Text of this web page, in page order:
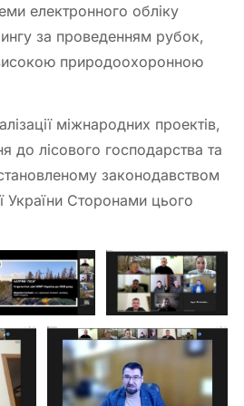
електронного обліку
за проведенням рубок,
природоохоронною
міжнародних проектів,
до лісового господарства та
законодавством
України Сторонами цього